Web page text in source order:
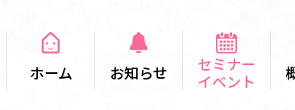
ホーム お知らせ
セミナー
イベント